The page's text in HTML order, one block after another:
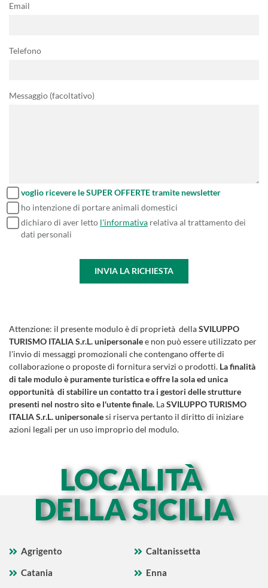
Email
Telefono
Messaggio (facoltativo)
voglio ricevere le SUPER OFFERTE tramite newsletter
ho intenzione di portare animali domestici
dichiaro di aver letto l'informativa relativa al trattamento dei
dati personali
INVIA LA RICHIESTA
Attenzione: il presente modulo è di proprietà dellaSVILUPPO
TURISMO ITALIA S.r.L. unipersonalee non può essere utilizzato per
l'invio di messaggi promozionali che contengano offerte di
collaborazione o proposte di fornitura servizi o prodotti. La finalità
di tale modulo è puramente turistica e offre la sola ed unica
opportunità di stabilire un contatto tra i gestori delle strutture
presenti nel nostro sito e l'utente finale. LaSVILUPPO TURISMO
ITALIA S.r.L. unipersonalesi riserva pertanto il diritto di iniziare
azioni legali per un uso improprio del modulo.
LOCALITÀ
DELLA SICILIA
Agrigento
Caltanissetta
Catania
Enna